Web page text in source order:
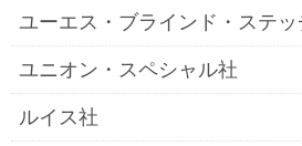
ユーエス・ブラインド・ステッ
ユニオン・スペシャル社
ルイス社